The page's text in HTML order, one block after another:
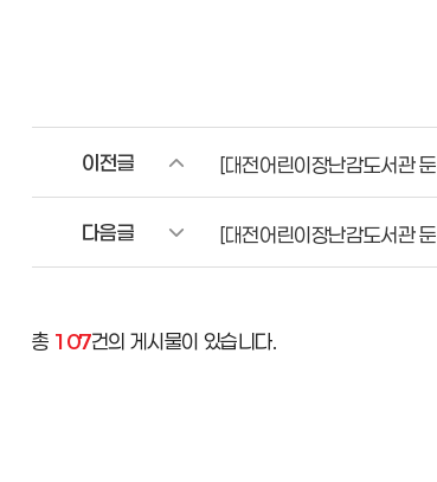
이전글 [대전어린이장난감도서관
다음글 [대전어린이장난감도서관
총 107건의 게시물이 있습니다.